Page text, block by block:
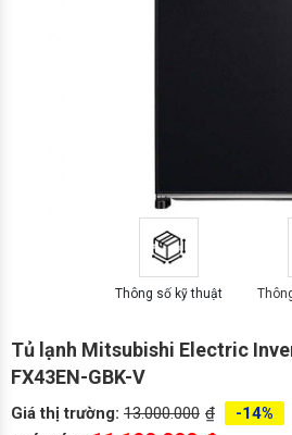
Thông số kỹ thuật
Tủ lạnh Mitsubishi Electric
FX43EN-GBK-V
Giá thị trường: 13.000.000 ₫ -14%